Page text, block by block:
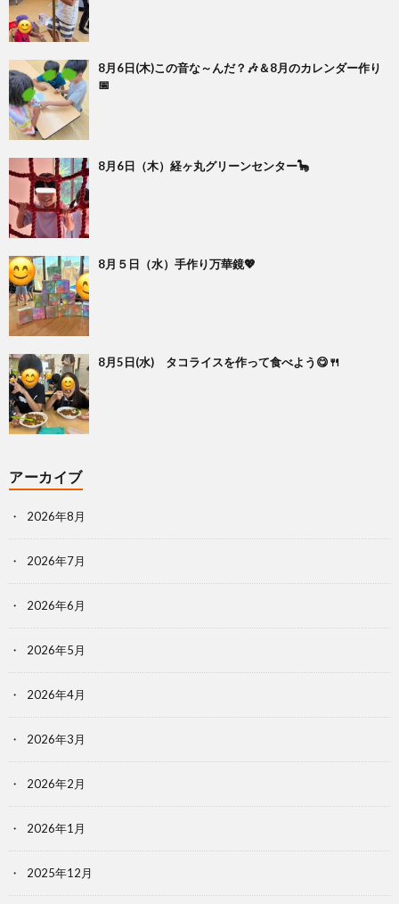
8月6日(木)この音な～んだ？🎶＆8月のカレンダー作り
📅
8月6日（木）経ヶ丸グリーンセンター🦕
8月５日（水）手作り万華鏡💖
8月5日(水) タコライスを作って食べよう😋🍴
アーカイブ
2026年8月
2026年7月
2026年6月
2026年5月
2026年4月
2026年3月
2026年2月
2026年1月
2025年12月